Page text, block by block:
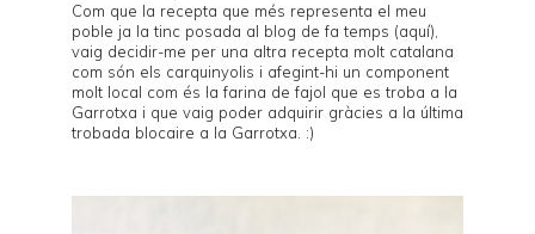
Com que la recepta que més representa el meu
poble ja la tinc posada al blog de fa temps (aquí),
vaig decidir-me per una altra recepta molt catalana
com són els carquinyolis i afegint-hi un component
molt local com és la farina defajol que es troba a la
Garrotxa i que vaig poder adquirir gràcies a la última
trobada blocaire a la Garrotxa . :)